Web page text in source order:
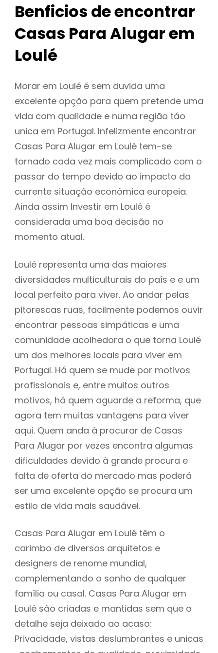
Benficios de encontrar
Casas Para Alugar em
Loulé
Morar em Loulé é sem duvida uma
excelente opção para quem pretende uma
vida com qualidade e numa região táo
unica em Portugal. Infelizmente encontrar
Casas Para Alugar em Loulé tem-se
tornado cada vez mais complicado com o
passar do tempo devido ao impacto da
currente situação económica europeia.
Ainda assim Investir em Loulé é
considerada uma boa decisão no
momento atual.
Loulé representa uma das maiores
diversidades multiculturais do país e e um
local perfeito para viver. Ao andar pelas
pitorescas ruas, facilmente podemos ouvir
encontrar pessoas simpáticas e uma
comunidade acolhedora o que torna Loulé
um dos melhores locais para viver em
Portugal. Há quem se mude por motivos
profissionais e, entre muitos outros
motivos, há quem aguarde a reforma, que
agora tem muitas vantagens para viver
aqui. Quem anda à procurar de Casas
Para Alugar por vezes encontra algumas
dificuldades devido à grande procura e
falta de oferta do mercado mas poderá
ser uma excelente opção se procura um
estilo de vida mais saudável.
Casas Para Alugar em Loulé têm o
carimbo de diversos arquitetos e
designers de renome mundial,
complementando o sonho de qualquer
família ou casal. Casas Para Alugar em
Loulé são criadas e mantidas sem que o
detalhe seja deixado ao acaso:
Privacidade, vistas deslumbrantes e unicas